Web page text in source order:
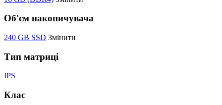
Об'єм накопичувача
240 GB SSD Змінити
Тип матриці
IPS
Клас